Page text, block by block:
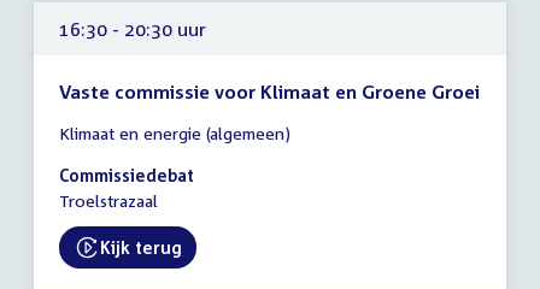
16:30 - 20:30 uur
Vaste commissie voor Klimaat en Groene Groei
vergadering
16:30
-
uur
Klimaat en energie (algemeen)
Commissiedebat
Troelstrazaal
External link:
Kijk terug